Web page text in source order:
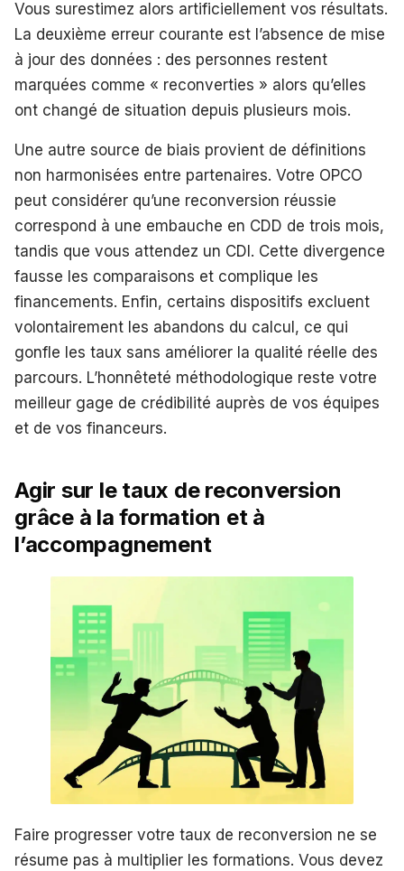
Vous surestimez alors artificiellement vos résultats.
La deuxième erreur courante est l’absence de mise
à jour des données : des personnes restent
marquées comme « reconverties » alors qu’elles
ont changé de situation depuis plusieurs mois.
Une autre source de biais provient de définitions
non harmonisées entre partenaires. Votre OPCO
peut considérer qu’une reconversion réussie
correspond à une embauche en CDD de trois mois,
tandis que vous attendez un CDI. Cette divergence
fausse les comparaisons et complique les
financements. Enfin, certains dispositifs excluent
volontairement les abandons du calcul, ce qui
gonfle les taux sans améliorer la qualité réelle des
parcours. L’honnêteté méthodologique reste votre
meilleur gage de crédibilité auprès de vos équipes
et de vos financeurs.
Agir sur le taux de reconversion
grâce à la formation et à
l’accompagnement
Faire progresser votre taux de reconversion ne se
résume pas à multiplier les formations. Vous devez